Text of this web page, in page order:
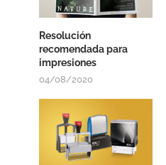
Resolución
recomendada para
impresiones
04/08/2020